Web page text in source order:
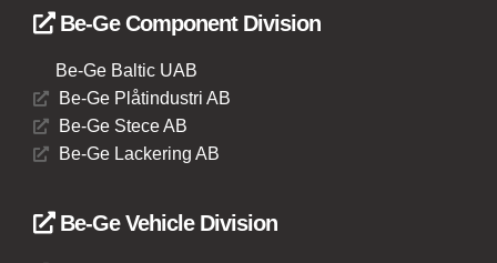
Be-Ge Component Division
Be-Ge Baltic UAB
Be-Ge Plåtindustri AB
Be-Ge Stece AB
Be-Ge Lackering AB
Be-Ge Vehicle Division